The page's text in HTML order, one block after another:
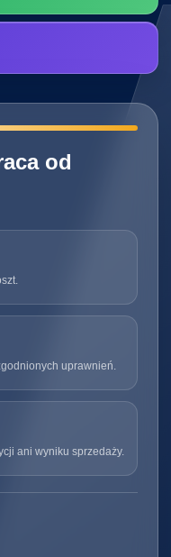
od
uprawnień.
ani wyniku sprzedaży.